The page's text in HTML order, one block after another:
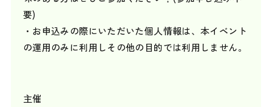
要)
・お申込みの際にいただいた個人情報は、本イベント
の運用のみに利用しその他の目的では利用しません。
主催